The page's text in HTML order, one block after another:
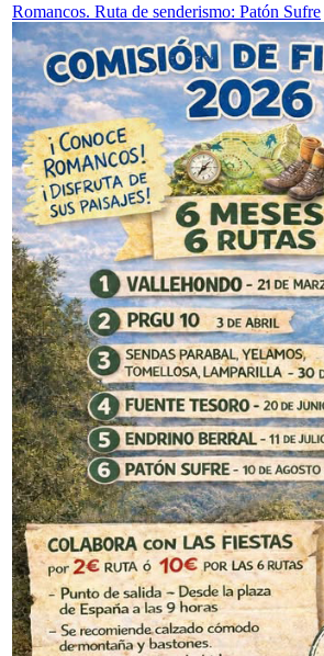
Romancos. Ruta de senderismo: Patón Sufre